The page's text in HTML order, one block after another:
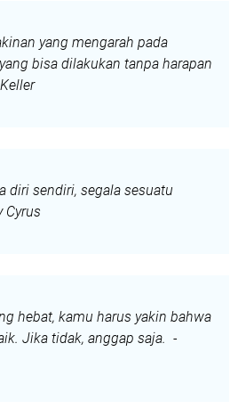
yang mengarah pada
bisa dilakukan tanpa harapan
diri sendiri, segala sesuatu
Cyrus
hebat, kamu harus yakin bahwa
Jika tidak, anggap saja. -